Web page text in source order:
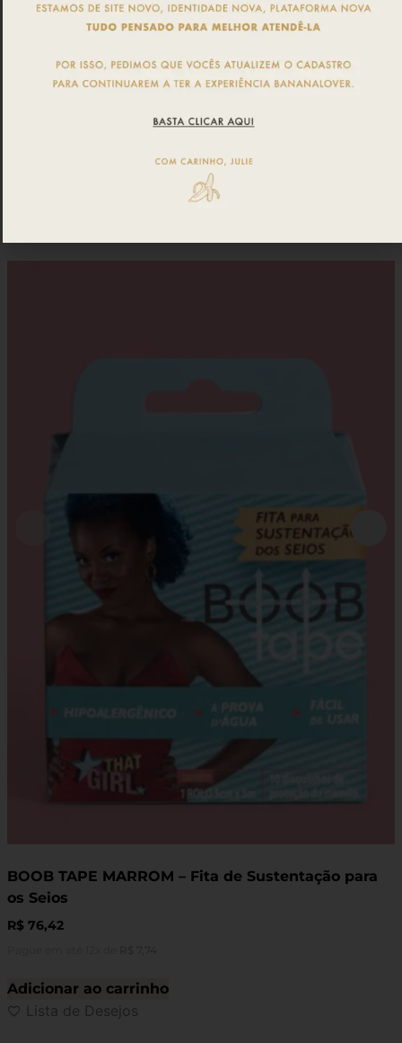
EXTERNO do olho como base e pressione
delicadamente para assegurar uma boa
É normal sentir o delineador repuxar. Não se
sensação desaparece
BOOB TAPE MARROM – Fita de Sustentação para
os Seios
R$76,42
Adicionar ao carrinho
Lista de Desejos